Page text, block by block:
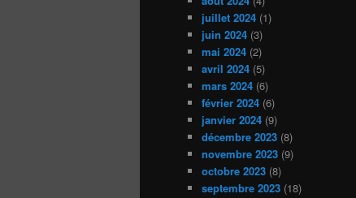
juillet 2024 (1)
juin 2024 (3)
mai 2024 (2)
avril 2024 (5)
mars 2024 (6)
février 2024 (6)
janvier 2024 (9)
décembre 2023 (8)
novembre 2023 (9)
octobre 2023 (8)
septembre 2023 (18)